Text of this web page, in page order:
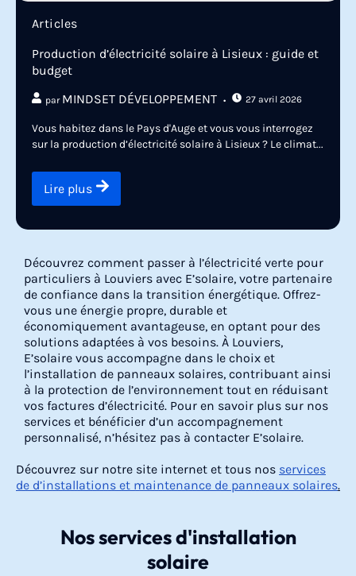
Articles
Production d’électricité solaire à Lisieux : guide et
budget
par MINDSET DÉVELOPPEMENT 27 avril 2026
Vous habitez dans le Pays d'Auge et vous vous interrogez
sur la production d’électricité solaire à Lisieux ? Le climat...
Lire plus
Découvrez comment passer à l’électricité verte pour
particuliers à Louviers avec E’solaire, votre partenaire
de confiance dans la transition énergétique. Offrez-
vous une énergie propre, durable et
économiquement avantageuse, en optant pour des
solutions adaptées à vos besoins. À Louviers,
E’solaire vous accompagne dans le choix et
l’installation de panneaux solaires, contribuant ainsi
à la protection de l’environnement tout en réduisant
vos factures d’électricité. Pour en savoir plus sur nos
services et bénéficier d’un accompagnement
personnalisé, n’hésitez pas à contacter E’solaire.
Découvrez sur notre site internet et tous nos services
de d’installations et maintenance de panneaux solaires.
Nos services d'installation
solaire